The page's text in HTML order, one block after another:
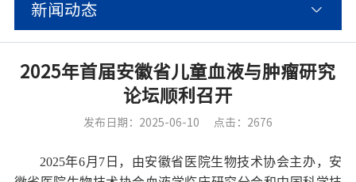
新闻动态
2025年首届安徽省儿童血液与肿瘤研究
论坛顺利召开
发布日期：2025-06-10 点击：2676
2025年6月 7 日，由安徽省医院生物技术协会主办，安